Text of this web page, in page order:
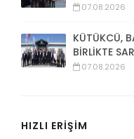
07.08.2026
KÜTÜKCÜ,
BİRLİKTE
07.08.2026
HIZLI ERİŞİM